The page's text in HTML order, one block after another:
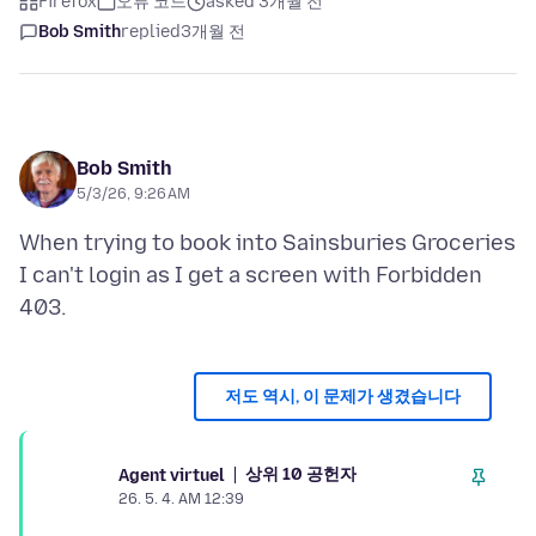
Bob Smithreplied3개월 전
Bob Smith
5/3/26, 9:26 AM
When trying to book into Sainsburies Groceries
I can't login as I get a screen with Forbidden
저도 역시, 이 문제가 생겼습니다
Agent virtuel 상위 10 공헌자
26. 5. 4. AM 12:39